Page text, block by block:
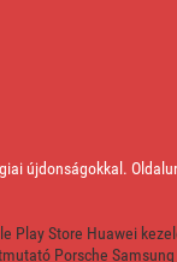
újdonságokkal.
Play Store Huawei
Porsche